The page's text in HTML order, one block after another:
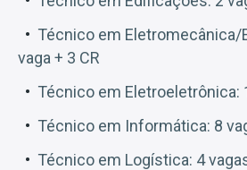
Técnico em Eletromecânica/
vaga + 3 CR
Técnico em Eletroeletrônica:
Técnico em Informática: 8
Técnico em Logística: 4